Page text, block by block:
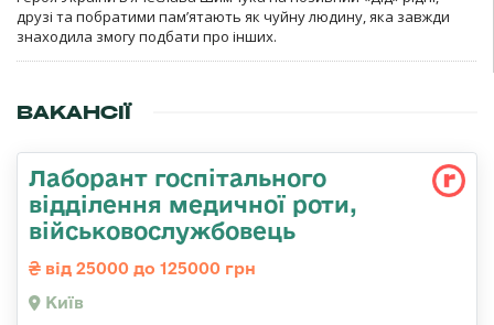
друзі та побратими пам’ятають як чуйну людину, яка завжди
знаходила змогу подбати про інших.
ВАКАНСІЇ
Лаборант госпітального
відділення медичної роти,
військовослужбовець
від 25000 до 125000 грн
Київ